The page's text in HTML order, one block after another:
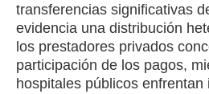
transferencias significativas
evidencia una distribución
los prestadores privados
participación de los pagos,
hospitales públicos enfrentan